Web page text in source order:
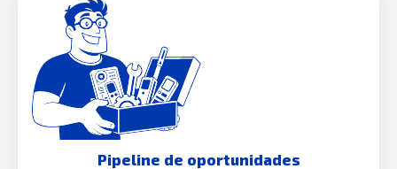
Pipeline de oportunidades